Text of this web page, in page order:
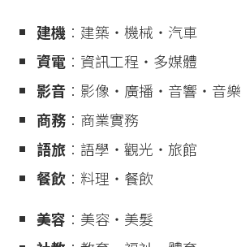
建機 ︰建築・機械・汽車
資電 ︰資訊工程・多媒體
影音 ︰影像・廣播・音響・音樂
商務 ︰商業實務
語旅 ︰語學・觀光・旅館
餐飲 ︰料理・餐飲
美容 ︰美容・美髮